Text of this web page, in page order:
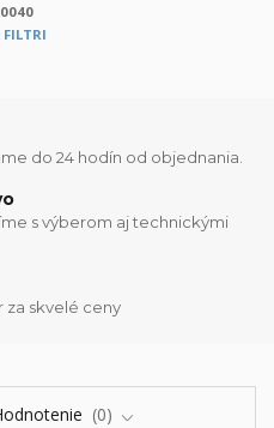
do 24 hodín od objednania.
s výberom aj technickými
za skvelé ceny
0